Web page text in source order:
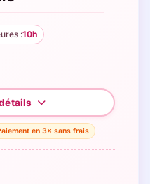
:10h
en 3× sans frais